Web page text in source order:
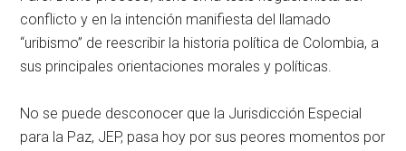
conflicto y en la intención manifiesta del llamado
“uribismo” de reescribir la historia política de Colombia, a
sus principales orientaciones morales y políticas.
No se puede desconocer que la Jurisdicción Especial
para la Paz, JEP, pasa hoy por sus peores momentos por